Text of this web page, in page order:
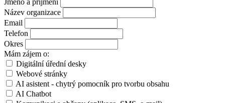
Název organizace
Email
Telefon
Okres
Mám zájem o:
Digitální úřední desky
Webové stránky
AI asistent - chytrý pomocník pro tvorbu obsahu
AI Chatbot